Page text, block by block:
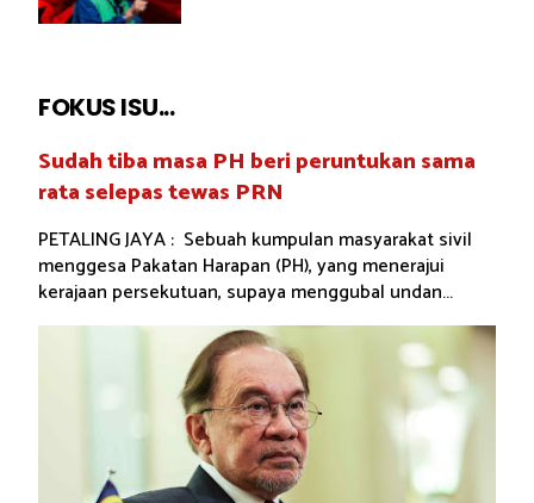
FOKUS ISU...
Sudah tiba masa PH beri peruntukan sama
rata selepas tewas PRN
PETALING JAYA : Sebuah kumpulan masyarakat sivil
menggesa Pakatan Harapan (PH), yang menerajui
kerajaan persekutuan, supaya menggubal undan...